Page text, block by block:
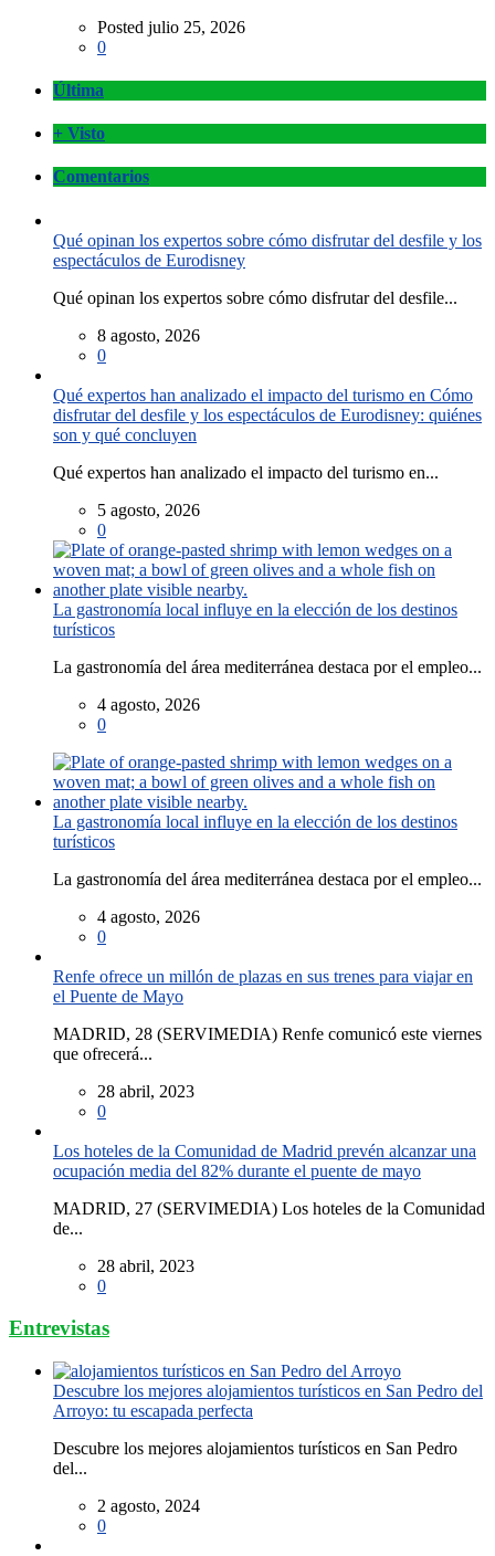
Posted julio 25, 2026
0
Última
+ Visto
Comentarios
Qué opinan los expertos sobre cómo disfrutar del desfile y los
espectáculos de Eurodisney
Qué opinan los expertos sobre cómo disfrutar del desfile...
8 agosto, 2026
0
Qué expertos han analizado el impacto del turismo en Cómo
disfrutar del desfile y los espectáculos de Eurodisney: quiénes
son y qué concluyen
Qué expertos han analizado el impacto del turismo en...
5 agosto, 2026
0
La gastronomía local influye en la elección de los destinos
turísticos
La gastronomía del área mediterránea destaca por el empleo...
4 agosto, 2026
0
La gastronomía local influye en la elección de los destinos
turísticos
La gastronomía del área mediterránea destaca por el empleo...
4 agosto, 2026
0
Renfe ofrece un millón de plazas en sus trenes para viajar en
el Puente de Mayo
MADRID, 28 (SERVIMEDIA) Renfe comunicó este viernes
que ofrecerá...
28 abril, 2023
0
Los hoteles de la Comunidad de Madrid prevén alcanzar una
ocupación media del 82% durante el puente de mayo
MADRID, 27 (SERVIMEDIA) Los hoteles de la Comunidad
de...
28 abril, 2023
0
Entrevistas
Descubre los mejores alojamientos turísticos en San Pedro del
Arroyo: tu escapada perfecta
Descubre los mejores alojamientos turísticos en San Pedro
del...
2 agosto, 2024
0